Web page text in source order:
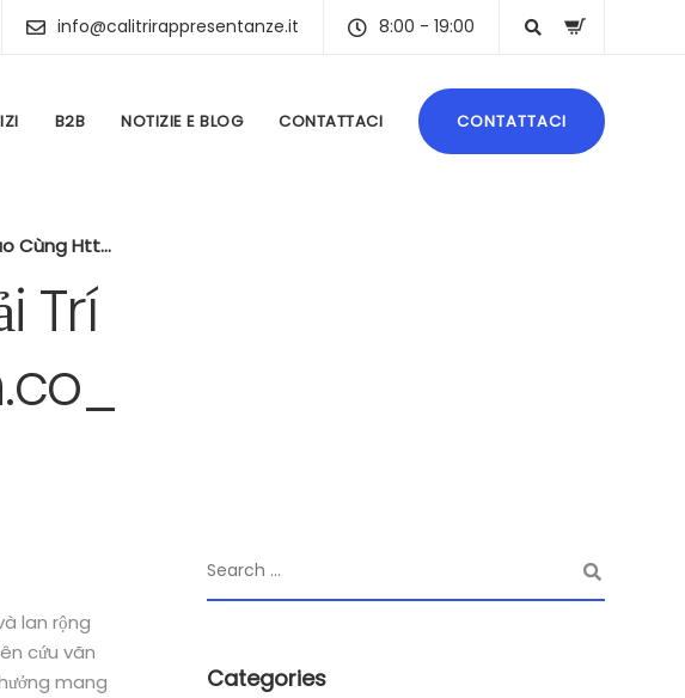
info@calitrirappresentanze.it 8:00 - 19:00
B2B NOTIZIE E BLOG CONTATTACI CONTATTACI
Trí
lan rộng
cứu vãn
mang
Categories